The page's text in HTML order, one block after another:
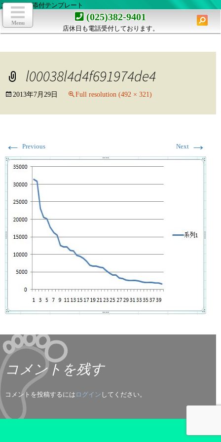
ここは画像添付テンプレート
(025)382-9401
店休日も電話受付しております。
toggle
navigation
Menu
検
索:
l00038l4d4f691974de4
2013年7月29日 Full resolution (492 × 321)
← Previous Next →
コメントを残す
コメントを投稿するには ログイン してください。